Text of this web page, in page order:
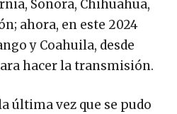
Sonora, Chihuahua,
ahora, en este 2024
y Coahuila, desde
hacer la transmisión.
última vez que se pudo